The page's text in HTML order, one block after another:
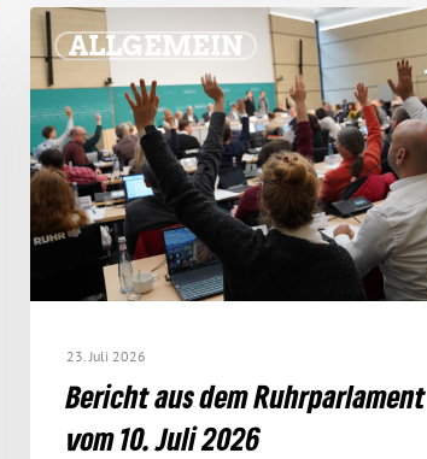
ALLGEMEIN
23. Juli 2026
Bericht aus dem Ruhr­par­la­ment
vom 10. Juli 2026